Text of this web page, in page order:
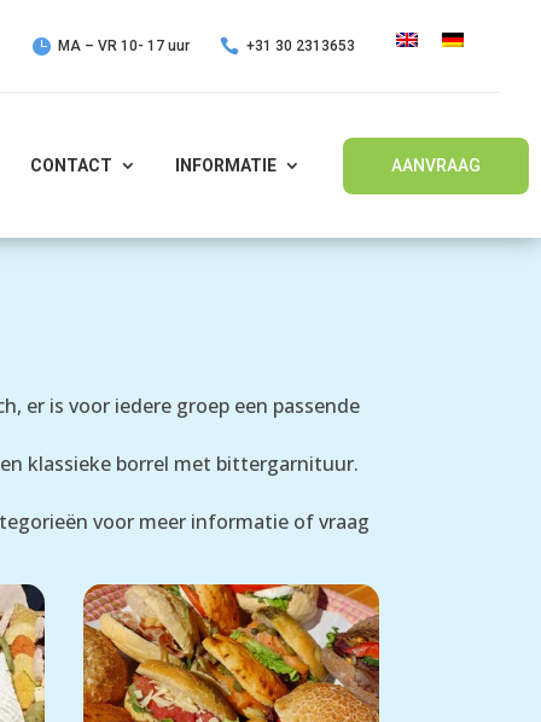
 MA – VR 10- 17 uur  +31 30 2313653
CONTACT INFORMATIE AANVRAAG
er is voor iedere groep een passende
klassieke borrel met bittergarnituur.
voor meer informatie of vraag